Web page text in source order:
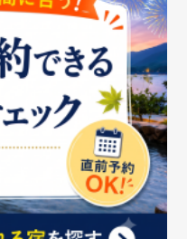
クセシビリティの取り組み
ータル
Cookieポリシー
ュリティ基本方針